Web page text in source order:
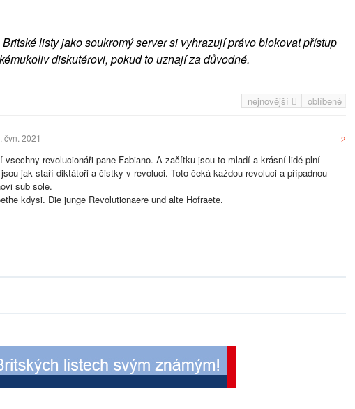
listy jako soukromý server si vyhrazují právo blokovat přístup
diskutérovi, pokud to uznají za důvodné.
nejnovější oblíbené
čvn. 2021 -2
vsechny revolucionáři pane Fabiano. A začítku jsou to mladí a krásní lidé plní
jak staří diktátoři a čistky v revoluci. Toto čeká každou revoluci a případnou
sub sole.
kdysi. Die junge Revolutionaere und alte Hofraete.